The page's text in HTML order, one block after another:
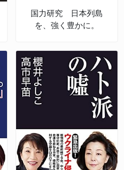
国力研究 日本列島
を、強く豊かに。